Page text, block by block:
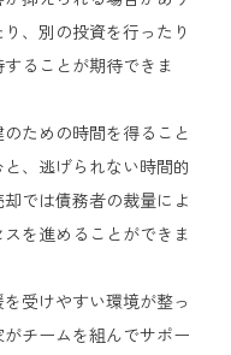
、別の投資を行ったり
ることが期待できま
ための時間を得ること
、逃げられない時間的
では債務者の裁量によ
を進めることができま
受けやすい環境が整っ
チームを組んでサポー